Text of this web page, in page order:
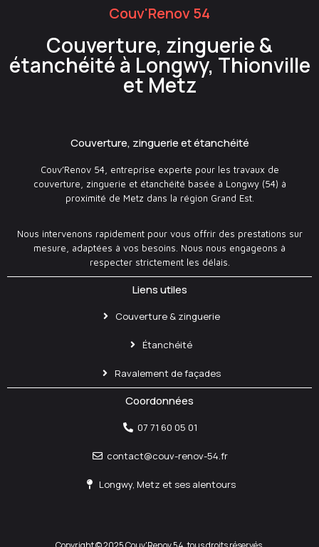
Couv'Renov 54
Couverture, zinguerie &
étanchéité à Longwy, Thionville
et Metz
Couverture, zinguerie et étanchéité
Couv’Renov 54, entreprise experte pour les travaux de
couverture, zinguerie et étanchéité basée à Longwy (54) à
proximité de Metz dans la région Grand Est.
Nous intervenons rapidement pour vous offrir des prestations sur
mesure, adaptées à vos besoins. Nous nous engageons à
respecter strictement les délais.
Liens utiles
Couverture & zinguerie
Étanchéité
Ravalement de façades
Coordonnées
07 71 60 05 01
contact@couv-renov-54.fr
Longwy, Metz et ses alentours